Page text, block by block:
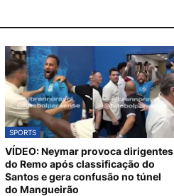
SPORTS
VÍDEO: Neymar provoca dirigentes
do Remo após classificação do
Santos e gera confusão no túnel
do Mangueirão